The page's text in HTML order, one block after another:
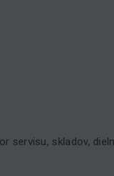
servisu, skladov,